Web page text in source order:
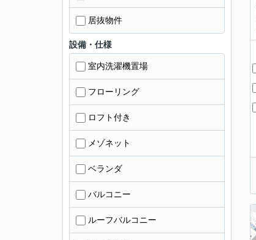
居抜物件
設備・仕様
室内洗濯機置場
フローリング
ロフト付き
メゾネット
ベランダ
バルコニー
ルーフバルコニー